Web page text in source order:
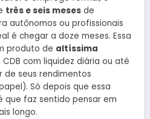
três e seis meses de
autônomos ou profissionais
é chegar a doze meses. Essa
produto de altíssima
CDB com liquidez diária ou até
seus rendimentos
Só depois que essa
que faz sentido pensar em
longo.